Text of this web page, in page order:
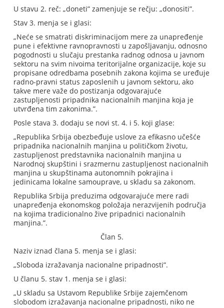
U stavu 2. reč: „doneti” zamenjuje se rečju: „donositi”.
Stav 3. menja se i glasi:
„Neće se smatrati diskriminacijom mere za unapređenje
pune i efektivne ravnopravnosti u zapošljavanju, odnosno
pogodnosti u slučaju prestanka radnog odnosa u javnom
sektoru na svim nivoima teritorijalne organizacije, koje su
propisane odredbama posebnih zakona kojima se uređuje
radno-pravni status zaposlenih u javnom sektoru, ako
takve mere važe do postizanja odgovarajuće
zastupljenosti pripadnika nacionalnih manjina koja je
utvrđena tim zakonima.”.
Posle stava 3. dodaju se novi st. 4. i 5. koji glase:
„Republika Srbija obezbeđuje uslove za efikasno učešće
pripadnika nacionalnih manjina u političkom životu,
zastupljenost predstavnika nacionalnih manjina u
Narodnoj skupštini i srazmernu zastupljenost nacionalnih
manjina u skupštinama autonomnih pokrajina i
jedinicama lokalne samouprave, u skladu sa zakonom.
Republika Srbija preduzima odgovarajuće mere radi
unapređenja ekonomskog položaja nerazvijenih područja
na kojima tradicionalno žive pripadnici nacionalnih
manjina.”.
Član 5.
Naziv iznad člana 5. menja se i glasi:
„Sloboda izražavanja nacionalne pripadnosti”.
U članu 5. stav 1. menja se i glasi:
„U skladu sa Ustavom Republike Srbije zajemčenom
slobodom izražavanja nacionalne pripadnosti, niko ne